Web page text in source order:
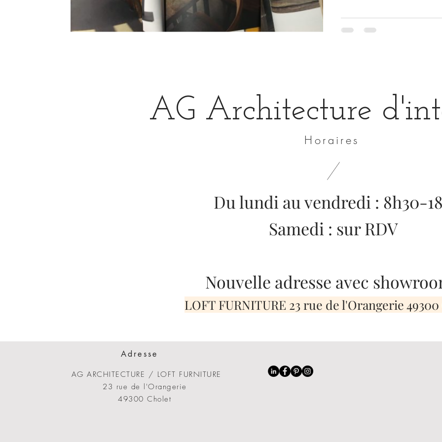
AG Architecture
Horaires
Du lundi au vendredi : 8h30-
Samedi : sur RDV
Nouvelle adresse avec
LOFT FURNITURE 23 rue de l'Orangerie
Adresse
AG ARCHITECTURE / LOFT FURNITURE
23 rue de l'Orangerie
49300 Cholet